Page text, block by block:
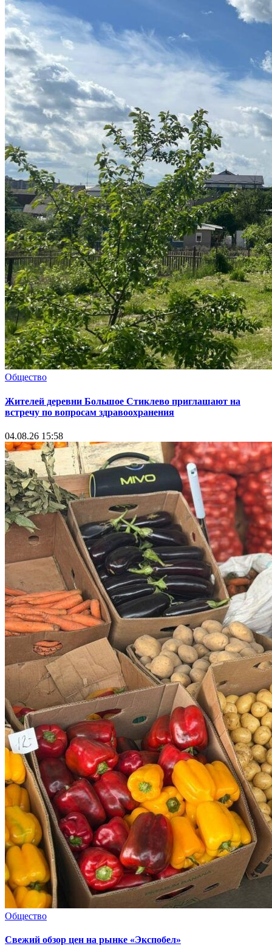
Общество
Жителей деревни Большое Стиклево приглашают на
встречу по вопросам здравоохранения
04.08.26 15:58
Общество
Свежий обзор цен на рынке «Экспобел»